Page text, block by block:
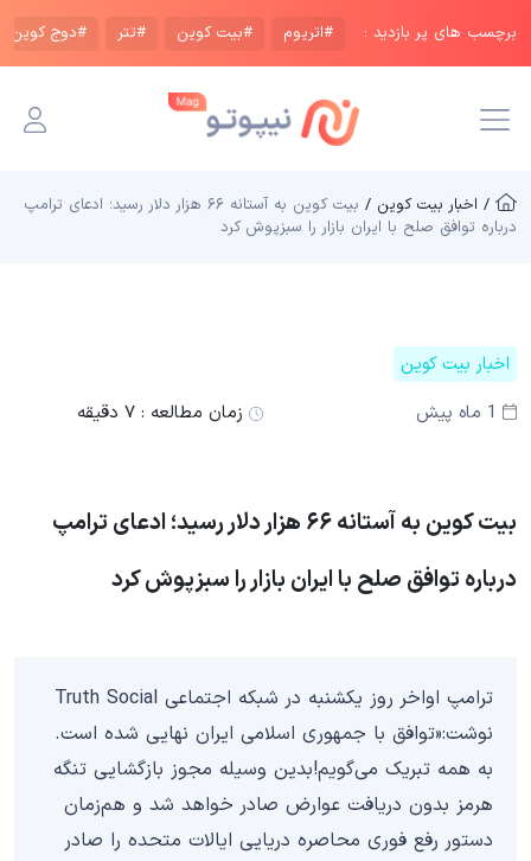
برچسب های پر بازدید : #اتریوم #بیت کوین #تتر #دوج کوین
/ اخبار بیت کوین /
بیت کوین به آستانه ۶۶ هزار دلار رسید؛ ادعای ترامپ
درباره توافق صلح با ایران بازار را سبزپوش کرد
اخبار بیت کوین
1 ماه پیش
زمان مطالعه : ۷ دقیقه
بیت کوین به آستانه ۶۶ هزار دلار رسید؛ ادعای ترامپ
درباره توافق صلح با ایران بازار را سبزپوش کرد
ترامپ اواخر روز یکشنبه در شبکه اجتماعی Truth Social
نوشت:«توافق با جمهوری اسلامی ایران نهایی شده است.
به همه تبریک می‌گویم!بدین وسیله مجوز بازگشایی تنگه
هرمز بدون دریافت عوارض صادر خواهد شد و هم‌زمان
دستور رفع فوری محاصره دریایی ایالات متحده را صادر